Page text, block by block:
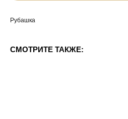
Рубашка
СМОТРИТЕ ТАКЖЕ: